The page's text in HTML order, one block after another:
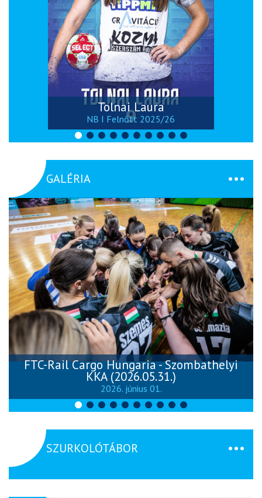
Tolnai Laura
NB I Felnőtt 2025/26
GALÉRIA
FTC-Rail Cargo Hungaria - Szombathelyi
KKA (2026.05.31.)
2026. június 01.
SZURKOLÓTÁBOR